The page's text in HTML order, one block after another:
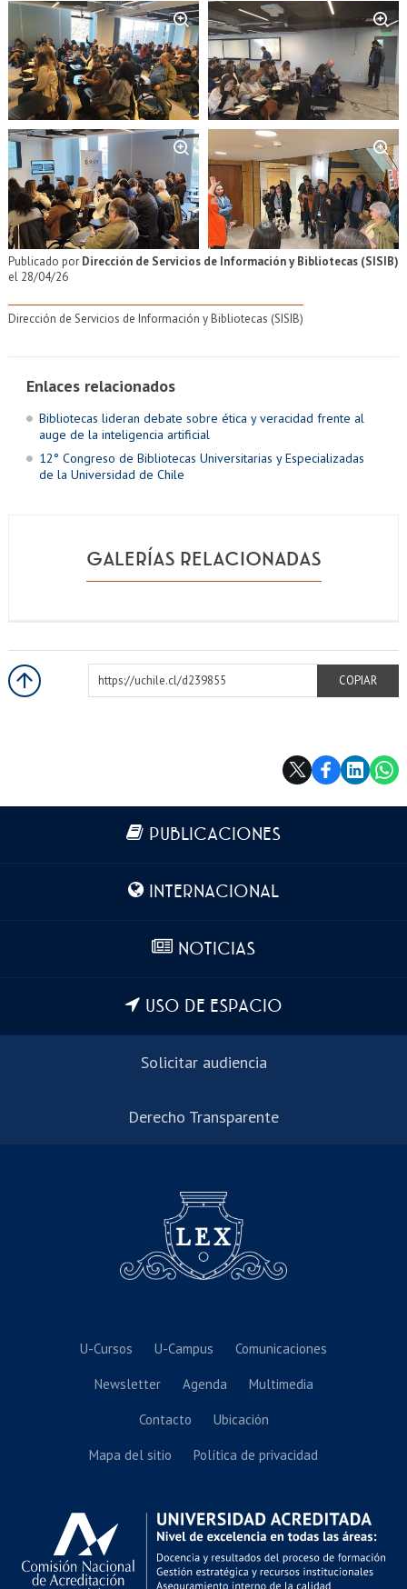
Zoom Zoom
Zoom
Publicado por Dirección de Servicios de Información y Bibliotecas (SISIB)
el 28/04/26
Dirección de Servicios de Información y Bibliotecas (SISIB)
Enlaces relacionados
Bibliotecas lideran debate sobre ética y veracidad frente al
auge de la inteligencia artificial
12° Congreso de Bibliotecas Universitarias y Especializadas
de la Universidad de Chile
GALERÍAS RELACIONADAS
https://uchile.cl/d239855
COPIAR
Más información
PUBLICACIONES
INTERNACIONAL
NOTICIAS
USO DE ESPACIO
Solicitar audiencia
Derecho Transparente
U-Cursos U-Campus Comunicaciones
Newsletter Agenda Multimedia
Contacto Ubicación
Mapa del sitio Política de privacidad